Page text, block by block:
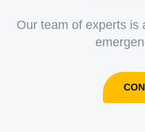
Our team of experts is